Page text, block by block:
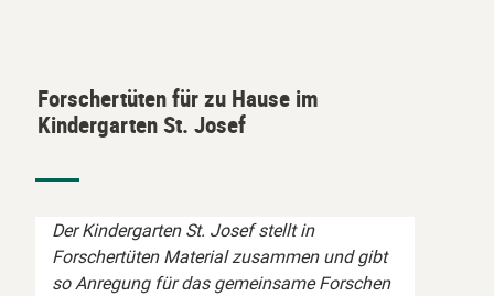
Forschertüten für zu Hause im
Kindergarten St. Josef
Der Kindergarten St. Josef stellt in
Forschertüten Material zusammen und gibt
so Anregung für das gemeinsame Forschen